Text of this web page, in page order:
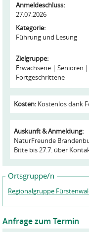
Anmeldeschluss:
27.07.2026
Kategorie:
Führung und Lesung
Zielgruppe:
Erwachsene
Senioren
Fortgeschrittene
Kosten: Kostenlos dank
Auskunft & Anmeldung:
NaturFreunde
Bitte bis 27.7. über
Ortsgruppe/n
Regionalgruppe
Anfrage zum Termin